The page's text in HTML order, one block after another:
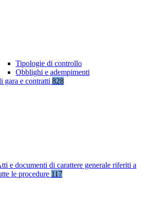
Tipologie di controllo
Obblighi e adempimenti
gara e contratti 828
e documenti di carattere generale riferiti a
le procedure 117